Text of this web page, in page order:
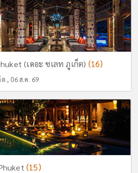
(เดอะ ซเลท ภูเก็ต) (16)
ต , 06 ส.ค. 69
(15)